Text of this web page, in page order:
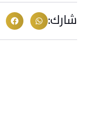
شارك: